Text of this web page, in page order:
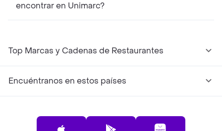
encontrar en Unimarc?
Top Marcas y Cadenas de Restaurantes
Encuéntranos en estos países